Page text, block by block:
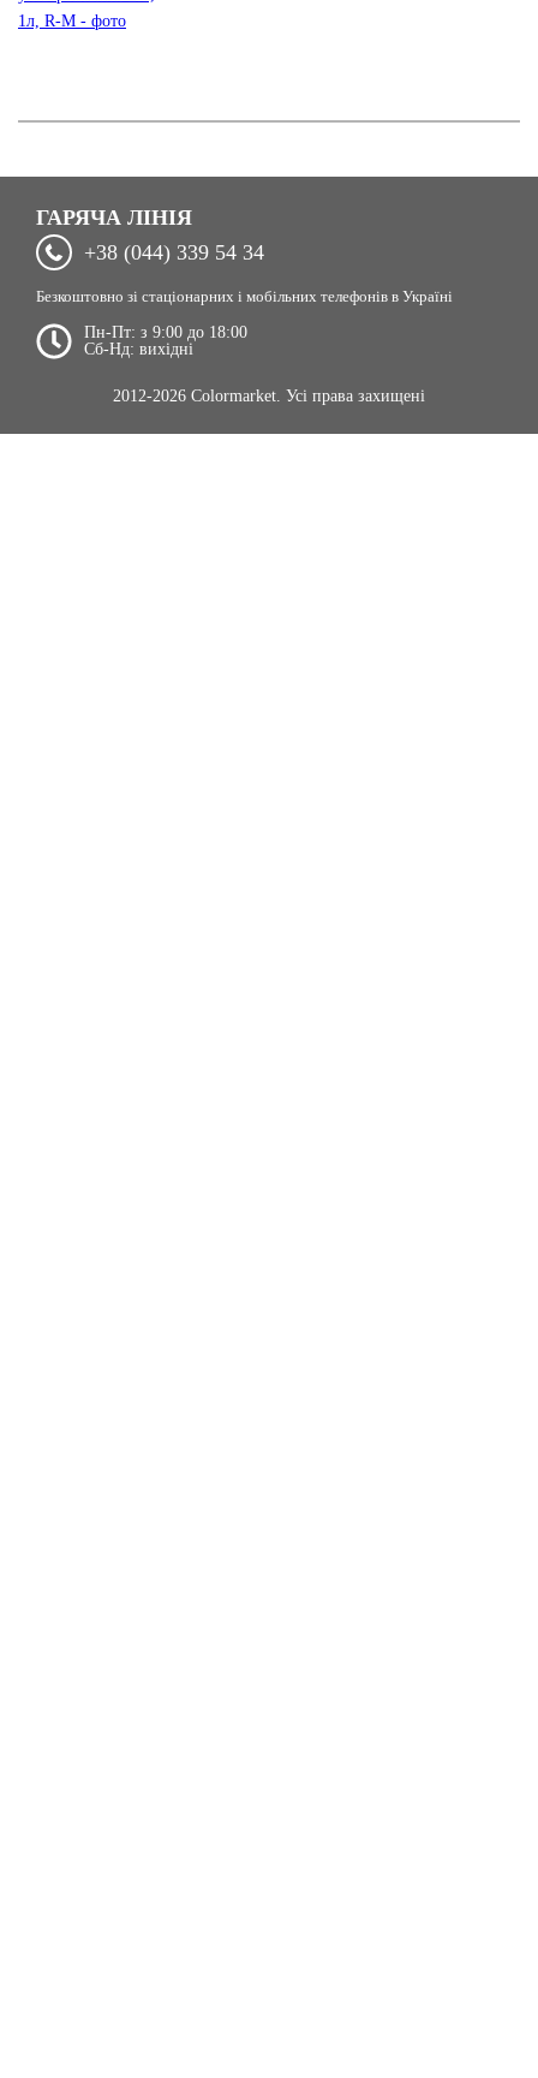
ГАРЯЧА ЛІНІЯ
+38 (044) 339 54 34
Безкоштовно зі стаціонарних і мобільних телефонів в Україні
Пн-Пт: з 9:00 до 18:00
Сб-Нд: вихідні
2012-2026 Colormarket. Усі права захищені